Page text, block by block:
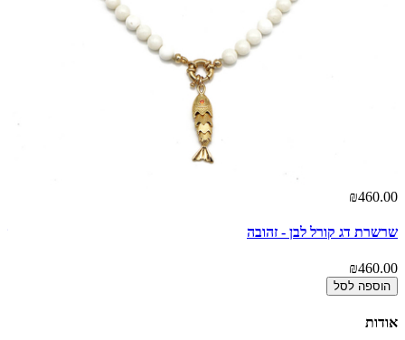
₪460.00
שרשרת דג קורל לבן - זהובה
₪460.00
הוספה לסל
אודות